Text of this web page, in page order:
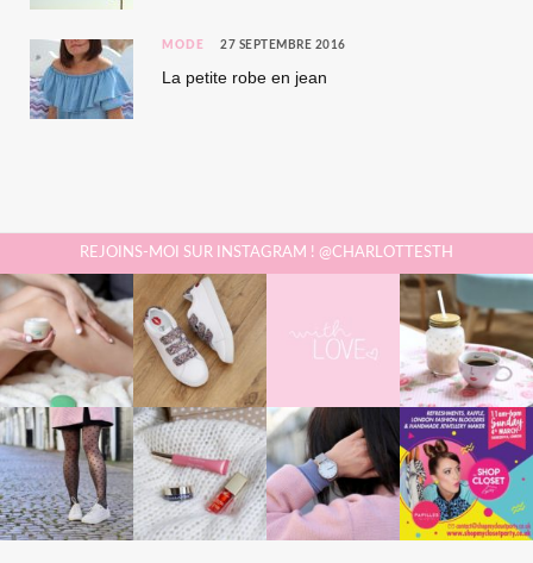
MODE 27 SEPTEMBRE 2016
La petite robe en jean
REJOINS-MOI SUR INSTAGRAM ! @CHARLOTTESTH